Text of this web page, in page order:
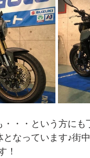
・・という方に
なっています♪街
！